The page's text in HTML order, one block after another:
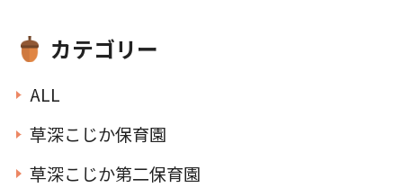
カテゴリー
ALL
草深こじか保育園
草深こじか第二保育園